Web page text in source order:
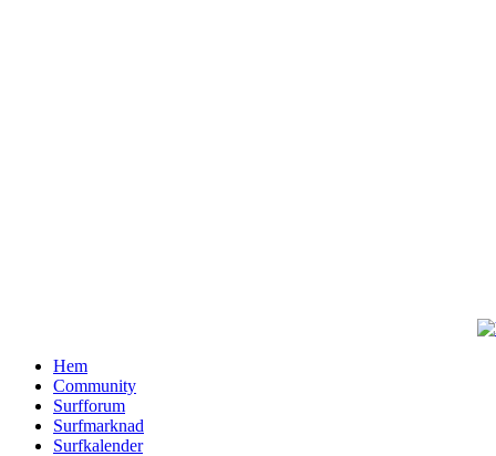
Hem
Community
Surfforum
Surfmarknad
Surfkalender